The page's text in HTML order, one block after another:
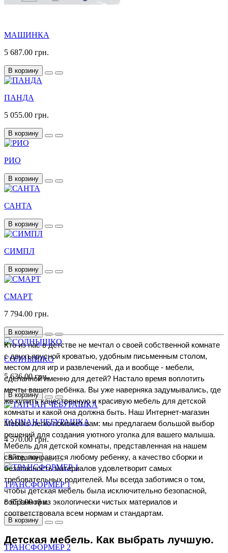
Кто из нас в детстве не мечтал о своей собственной комнате
с двухъярусной кроватью, удобным письменным столом,
местом для игр и развлечений, да и вообще - мебели,
сделанной именно для детей? Настало время воплотить
мечты вашего ребёнка. Вы уже наверняка задумывались, где
же купить качественную и красивую мебель для детской
комнаты и какой она должна быть. Наш Интернет-магазин
Mebliks легко поможет вам: мы предлагаем большой выбор
решений для создания уютного уголка для вашего малыша.
Мебель для детской комнаты, представленная на нашем
сайте, понравится любому ребенку, а качество сборки и
безопасность материалов удовлетворит самых
требовательных родителей. Мы всегда заботимся о том,
чтобы детская мебель была исключительно безопасной,
собранной из экологически чистых материалов и
соответствовала всем нормам и стандартам.
Детская мебель. Как выбрать лучшую.
МАШИНКА
5 687.00 грн.
В корзину
ПАНДА
5 055.00 грн.
В корзину
РИО
В корзину
САНТА
В корзину
СИМПЛ
В корзину
СМАРТ
7 794.00 грн.
В корзину
СОЛНЫШКО
5 636.00 грн.
В корзину
ТАПЧАН ЧЕБУРАШКА
4 570.00 грн.
В корзину
ТРАНСФОРМЕР 1
8 653.00 грн.
В корзину
ТРАНСФОРМЕР 2